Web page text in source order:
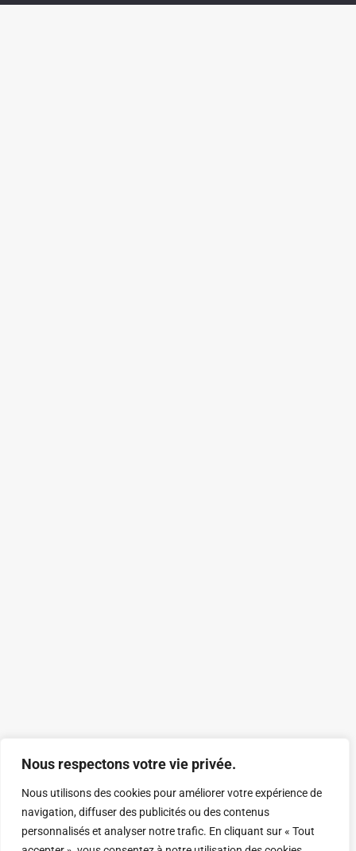
Nous respectons votre vie privée.
Nous utilisons des cookies pour améliorer votre expérience de
navigation, diffuser des publicités ou des contenus
personnalisés et analyser notre trafic. En cliquant sur « Tout